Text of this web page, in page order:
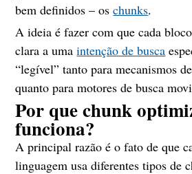
bem definidos – oschunks.
A ideia é fazer com que cada
clara a umaintenção de busca
“legível” tanto para mecanismos
quanto para motores de busca
Por que chunk
funciona?
A principal razão é o fato de que
linguagem usa diferentes tipos de